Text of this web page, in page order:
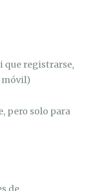
que registrarse,
móvil)
pero solo para
de